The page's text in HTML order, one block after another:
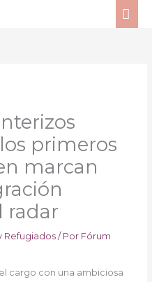
primeros
marcan
radar
Refugiados/ Por Fórum
cargo con una ambiciosa